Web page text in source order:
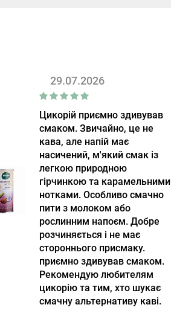
29.07.2026
Цикорій приємно здивував
смаком. Звичайно, це не
кава, але напій має
насичений, м'який смак із
легкою природною
гірчинкою та карамельними
нотками. Особливо смачно
пити з молоком або
рослинним напоєм. Добре
розчиняється і не має
стороннього присмаку.
приємно здивував смаком.
Рекомендую любителям
цикорію та тим, хто шукає
смачну альтернативу каві.